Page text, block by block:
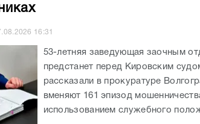
16:31
53-летняя заведующая заочным
предстанет перед Кировским
рассказали в прокуратуре
вменяют 161 эпизод
использованием служебного